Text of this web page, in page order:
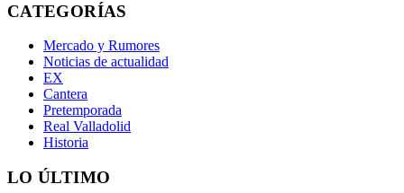
CATEGORÍAS
Mercado y Rumores
Noticias de actualidad
EX
Cantera
Pretemporada
Real Valladolid
Historia
LO ÚLTIMO